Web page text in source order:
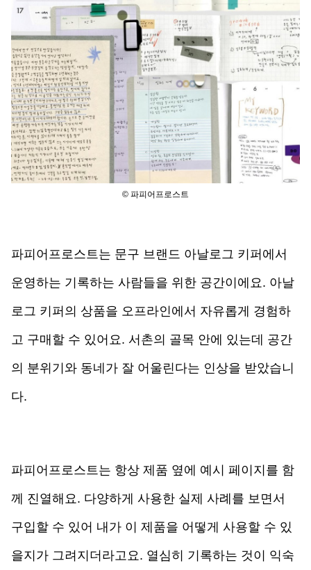
© 파피어프로스트
파피어프로스트는 문구 브랜드 아날로그 키퍼에서
운영하는 기록하는 사람들을 위한 공간이에요. 아날
로그 키퍼의 상품을 오프라인에서 자유롭게 경험하
고 구매할 수 있어요. 서촌의 골목 안에 있는데 공간
의 분위기와 동네가 잘 어울린다는 인상을 받았습니
다.
파피어프로스트는 항상 제품 옆에 예시 페이지를 함
께 진열해요. 다양하게 사용한 실제 사례를 보면서
구입할 수 있어 내가 이 제품을 어떻게 사용할 수 있
을지가 그려지더라고요. 열심히 기록하는 것이 익숙